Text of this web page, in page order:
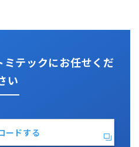
テックにお任せくだ
い
ードする